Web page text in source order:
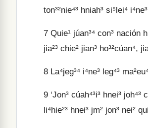
ton³²nie⁴³ hniah³ si⁵lei⁴
7 Quie¹ júan³⁴ con³ nación
jia²³ chie² jian³ ho³²cúan⁴,
8 La⁴jeg³⁴ i⁴ne³ leg⁴³
9 ‘Jon³ cúah⁴³i³ hnei³ joh⁴³
li⁴hie²³ hnei³ jm² jon³ nei²